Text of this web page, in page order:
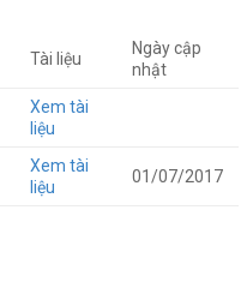
Tài liệu
Ngày cập
nhật
Xem tài
liệu
Xem tài
liệu
01/07/2017